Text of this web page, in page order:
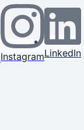
InstagramLinkedIn